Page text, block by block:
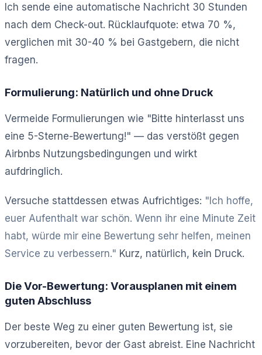
Ich sende eine automatische Nachricht 30 Stunden
nach dem Check-out. Rücklaufquote: etwa 70 %,
verglichen mit 30-40 % bei Gastgebern, die nicht
fragen.
Formulierung: Natürlich und ohne Druck
Vermeide Formulierungen wie "Bitte hinterlasst uns
eine 5-Sterne-Bewertung!" — das verstößt gegen
Airbnbs Nutzungsbedingungen und wirkt
aufdringlich.
Versuche stattdessen etwas Aufrichtiges: "Ich hoffe,
euer Aufenthalt war schön. Wenn ihr eine Minute Zeit
habt, würde mir eine Bewertung sehr helfen, meinen
Service zu verbessern." Kurz, natürlich, kein Druck.
Die Vor-Bewertung: Vorausplanen mit einem
guten Abschluss
Der beste Weg zu einer guten Bewertung ist, sie
vorzubereiten, bevor der Gast abreist. Eine Nachricht